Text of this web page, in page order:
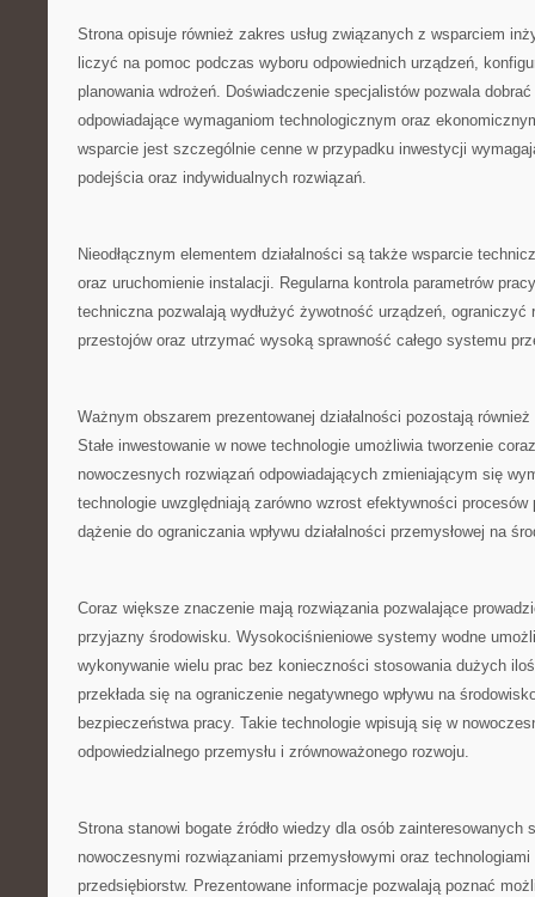
Strona opisuje również zakres usług związanych z wsparciem
liczyć na pomoc podczas wyboru odpowiednich urządzeń,
planowania wdrożeń. Doświadczenie specjalistów pozwala
odpowiadające wymaganiom technologicznym oraz
wsparcie jest szczególnie cenne w przypadku inwestycji
podejścia oraz indywidualnych rozwiązań.
Nieodłącznym elementem działalności są także wsparcie
oraz uruchomienie instalacji. Regularna kontrola parametrów
techniczna pozwalają wydłużyć żywotność urządzeń, ograniczyć
przestojów oraz utrzymać wysoką sprawność całego systemu
Ważnym obszarem prezentowanej działalności pozostają
Stałe inwestowanie w nowe technologie umożliwia tworzenie
nowoczesnych rozwiązań odpowiadających zmieniającym się
technologie uwzględniają zarówno wzrost efektywności procesów
dążenie do ograniczania wpływu działalności przemysłowej na
Coraz większe znaczenie mają rozwiązania pozwalające
przyjazny środowisku. Wysokociśnieniowe systemy wodne
wykonywanie wielu prac bez konieczności stosowania dużych
przekłada się na ograniczenie negatywnego wpływu na
bezpieczeństwa pracy. Takie technologie wpisują się w
odpowiedzialnego przemysłu i zrównoważonego rozwoju.
Strona stanowi bogate źródło wiedzy dla osób zainteresowanych
nowoczesnymi rozwiązaniami przemysłowymi oraz
przedsiębiorstw. Prezentowane informacje pozwalają poznać